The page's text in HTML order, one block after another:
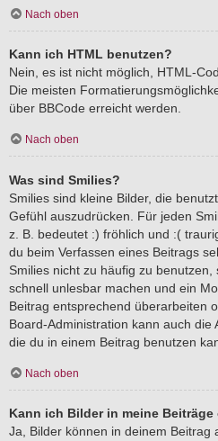
Nach oben
Kann ich HTML benutzen?
Nein, es ist nicht möglich, HTML-
Die meisten
über BBCode erreicht werden.
Nach oben
Was sind Smilies?
Smilies sind kleine Bilder, die
Gefühl auszudrücken. Für jeden
z. B. bedeutet :) fröhlich und :(
du beim Verfassen eines Beitrags
Smilies nicht zu häufig zu
schnell unlesbar machen und ein
Beitrag entsprechend überarbeiten
Board-Administration kann auch die
die du in einem Beitrag benutzen
Nach oben
Kann ich Bilder in meine Beiträge
Ja, Bilder können in deinem Beitrag